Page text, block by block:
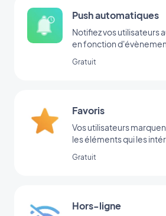
Push automatiques
Notifiez vos utilisateurs
en fonction
Gratuit
Favoris
Vos utilisateurs
les éléments qui les
Gratuit
Hors-ligne